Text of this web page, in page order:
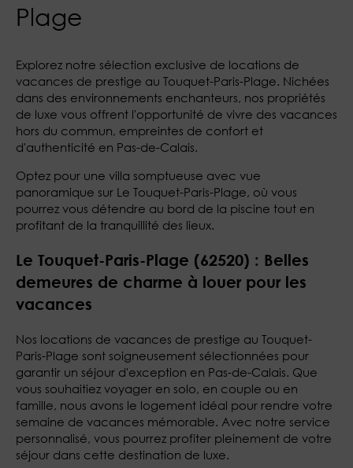
Plage
Explorez notre sélection exclusive de locations de
vacances de prestige au Touquet-Paris-Plage. Nichées
dans des environnements enchanteurs, nos propriétés
de luxe vous offrent l'opportunité de vivre des vacances
hors du commun, empreintes de confort et
d'authenticité en Pas-de-Calais.
Optez pour une villa somptueuse avec vue
panoramique sur Le Touquet-Paris-Plage, où vous
pourrez vous détendre au bord de la piscine tout en
profitant de la tranquillité des lieux.
Le Touquet-Paris-Plage (62520) : Belles
demeures de charme à louer pour les
vacances
Nos locations de vacances de prestige au Touquet-
Paris-Plage sont soigneusement sélectionnées pour
garantir un séjour d'exception en Pas-de-Calais. Que
vous souhaitiez voyager en solo, en couple ou en
famille, nous avons le logement idéal pour rendre votre
semaine de vacances mémorable. Avec notre service
personnalisé, vous pourrez profiter pleinement de votre
séjour dans cette destination de luxe.